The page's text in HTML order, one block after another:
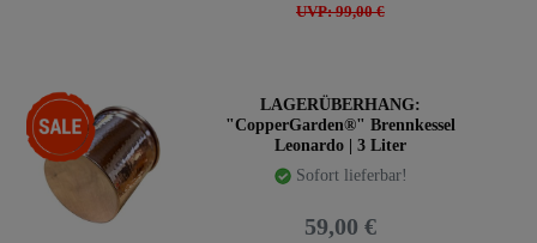
UVP: 99,00 €
-40%
LAGERÜBERHANG:
"CopperGarden®" Brennkessel
Leonardo | 3 Liter
Sofort lieferbar!
59,00 €